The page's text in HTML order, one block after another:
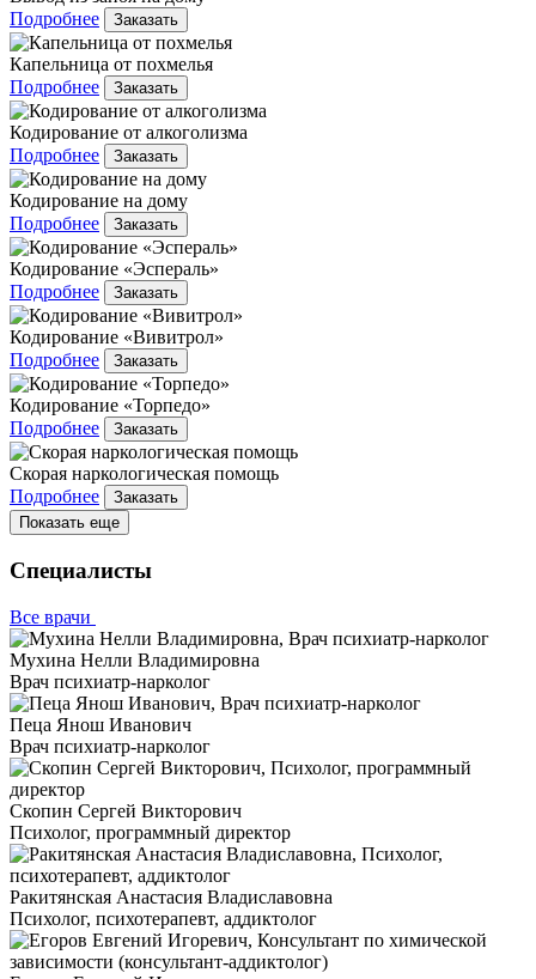
Подробнее
Заказать
Капельница от похмелья
Подробнее
Заказать
Кодирование от алкоголизма
Подробнее
Заказать
Кодирование на дому
Подробнее
Заказать
Кодирование «Эспераль»
Подробнее
Заказать
Кодирование «Вивитрол»
Подробнее
Заказать
Кодирование «Торпедо»
Подробнее
Заказать
Скорая наркологическая помощь
Подробнее
Заказать
Показать еще
Специалисты
Все врачи
Мухина Нелли Владимировна
Врач психиатр-нарколог
Пеца Янош Иванович
Врач психиатр-нарколог
Скопин Сергей Викторович
Психолог, программный директор
Ракитянская Анастасия Владиславовна
Психолог, психотерапевт, аддиктолог